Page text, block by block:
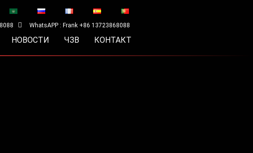
WhatsAPP : Frank +86 13723868088
НОВОСТИ ЧЗВ КОНТАКТ